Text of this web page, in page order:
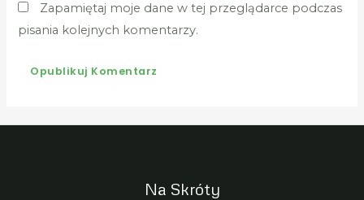
Zapamiętaj moje dane w tej przeglądarce podczas
pisania kolejnych komentarzy.
Na Skróty